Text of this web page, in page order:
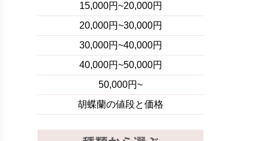
15,000円~20,000円
20,000円~30,000円
30,000円~40,000円
40,000円~50,000円
50,000円~
胡蝶蘭の値段と価格